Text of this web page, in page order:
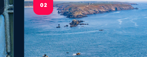
02